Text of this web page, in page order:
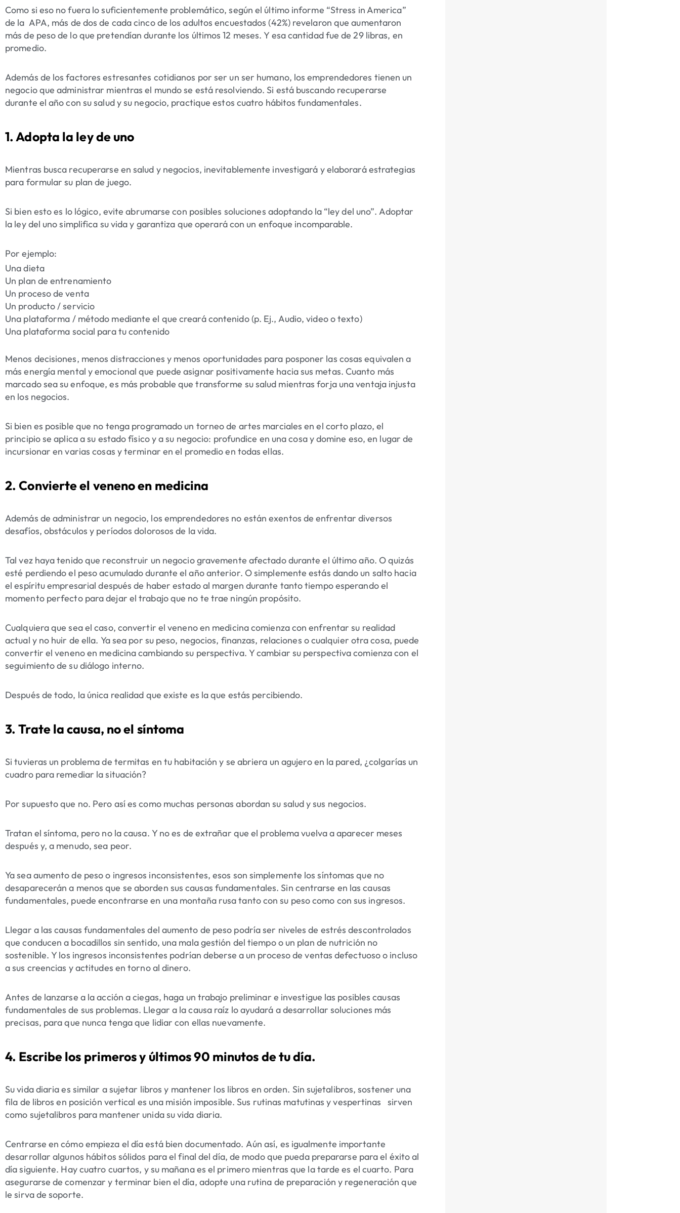
Como si eso no fuera lo suficientemente problemático, según el último informe “Stress in America” ​​
de la APA, más de dos de cada cinco de los adultos encuestados (42%) revelaron que aumentaron
más de peso de lo que pretendían durante los últimos 12 meses. Y esa cantidad fue de 29 libras, en
promedio.
Además de los factores estresantes cotidianos por ser un ser humano, los emprendedores tienen un
negocio que administrar mientras el mundo se está resolviendo. Si está buscando recuperarse
durante el año con su salud y su negocio, practique estos cuatro hábitos fundamentales.
1. Adopta la ley de uno
Mientras busca recuperarse en salud y negocios, inevitablemente investigará y elaborará estrategias
para formular su plan de juego.
Si bien esto es lo lógico, evite abrumarse con posibles soluciones adoptando la “ley del uno”. Adoptar
la ley del uno simplifica su vida y garantiza que operará con un enfoque incomparable.
Por ejemplo:
Una dieta
Un plan de entrenamiento
Un proceso de venta
Un producto / servicio
Una plataforma / método mediante el que creará contenido (p. Ej., Audio, video o texto)
Una plataforma social para tu contenido
Menos decisiones, menos distracciones y menos oportunidades para posponer las cosas equivalen a
más energía mental y emocional que puede asignar positivamente hacia sus metas. Cuanto más
marcado sea su enfoque, es más probable que transforme su salud mientras forja una ventaja injusta
en los negocios.
Si bien es posible que no tenga programado un torneo de artes marciales en el corto plazo, el
principio se aplica a su estado físico y a su negocio: profundice en una cosa y domine eso, en lugar de
incursionar en varias cosas y terminar en el promedio en todas ellas.
2. Convierte el veneno en medicina
Además de administrar un negocio, los emprendedores no están exentos de enfrentar diversos
desafíos, obstáculos y períodos dolorosos de la vida.
Tal vez haya tenido que reconstruir un negocio gravemente afectado durante el último año. O quizás
esté perdiendo el peso acumulado durante el año anterior. O simplemente estás dando un salto hacia
el espíritu empresarial después de haber estado al margen durante tanto tiempo esperando el
momento perfecto para dejar el trabajo que no te trae ningún propósito.
Cualquiera que sea el caso, convertir el veneno en medicina comienza con enfrentar su realidad
actual y no huir de ella. Ya sea por su peso, negocios, finanzas, relaciones o cualquier otra cosa, puede
convertir el veneno en medicina cambiando su perspectiva. Y cambiar su perspectiva comienza con el
seguimiento de su diálogo interno.
Después de todo, la única realidad que existe es la que estás percibiendo.
3. Trate la causa, no el síntoma
Si tuvieras un problema de termitas en tu habitación y se abriera un agujero en la pared, ¿colgarías un
cuadro para remediar la situación?
Por supuesto que no. Pero así es como muchas personas abordan su salud y sus negocios.
Tratan el síntoma, pero no la causa. Y no es de extrañar que el problema vuelva a aparecer meses
después y, a menudo, sea peor.
Ya sea aumento de peso o ingresos inconsistentes, esos son simplemente los síntomas que no
desaparecerán a menos que se aborden sus causas fundamentales. Sin centrarse en las causas
fundamentales, puede encontrarse en una montaña rusa tanto con su peso como con sus ingresos.
Llegar a las causas fundamentales del aumento de peso podría ser niveles de estrés descontrolados
que conducen a bocadillos sin sentido, una mala gestión del tiempo o un plan de nutrición no
sostenible. Y los ingresos inconsistentes podrían deberse a un proceso de ventas defectuoso o incluso
a sus creencias y actitudes en torno al dinero.
Antes de lanzarse a la acción a ciegas, haga un trabajo preliminar e investigue las posibles causas
fundamentales de sus problemas. Llegar a la causa raíz lo ayudará a desarrollar soluciones más
precisas, para que nunca tenga que lidiar con ellas nuevamente.
4. Escribe los primeros y últimos 90 minutos de tu día.
Su vida diaria es similar a sujetar libros y mantener los libros en orden. Sin sujetalibros, sostener una
fila de libros en posición vertical es una misión imposible. Sus rutinas matutinas y vespertinas sirven
como sujetalibros para mantener unida su vida diaria.
Centrarse en cómo empieza el día está bien documentado. Aún así, es igualmente importante
desarrollar algunos hábitos sólidos para el final del día, de modo que pueda prepararse para el éxito al
día siguiente. Hay cuatro cuartos, y su mañana es el primero mientras que la tarde es el cuarto. Para
asegurarse de comenzar y terminar bien el día, adopte una rutina de preparación y regeneración que
le sirva de soporte.